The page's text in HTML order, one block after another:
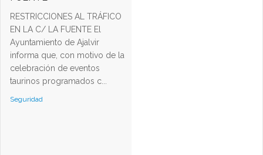
RESTRICCIONES AL TRÁFICO
EN LA C/ LA FUENTE El
Ayuntamiento de Ajalvir
informa que, con motivo de la
celebración de eventos
taurinos programados c...
Seguridad